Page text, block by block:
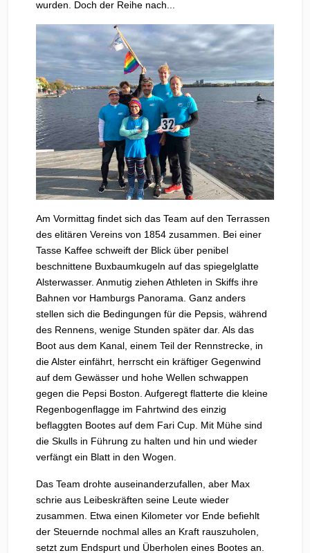
wurden. Doch der Reihe nach...
Am Vormittag findet sich das Team auf den Terrassen
des elitären Vereins von 1854 zusammen. Bei einer
Tasse Kaffee schweift der Blick über penibel
beschnittene Buxbaumkugeln auf das spiegelglatte
Alsterwasser. Anmutig ziehen Athleten in Skiffs ihre
Bahnen vor Hamburgs Panorama. Ganz anders
stellen sich die Bedingungen für die Pepsis, während
des Rennens, wenige Stunden später dar. Als das
Boot aus dem Kanal, einem Teil der Rennstrecke, in
die Alster einfährt, herrscht ein kräftiger Gegenwind
auf dem Gewässer und hohe Wellen schwappen
gegen die Pepsi Boston. Aufgeregt flatterte die kleine
Regenbogenflagge im Fahrtwind des einzig
beflaggten Bootes auf dem Fari Cup. Mit Mühe sind
die Skulls in Führung zu halten und hin und wieder
verfängt ein Blatt in den Wogen.
Das Team drohte auseinanderzufallen, aber Max
schrie aus Leibeskräften seine Leute wieder
zusammen. Etwa einen Kilometer vor Ende befiehlt
der Steuernde nochmal alles an Kraft rauszuholen,
setzt zum Endspurt und Überholen eines Bootes an.